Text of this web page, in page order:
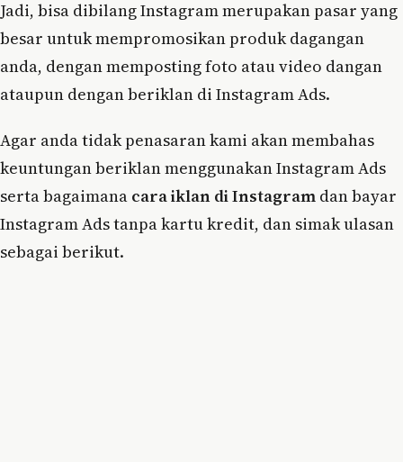
Jadi, bisa dibilang Instagram merupakan pasar yang
besar untuk mempromosikan produk dagangan
anda, dengan memposting foto atau video dangan
ataupun dengan beriklan di Instagram Ads.
Agar anda tidak penasaran kami akan membahas
keuntungan beriklan menggunakan Instagram Ads
serta bagaimana cara iklan di Instagram dan bayar
Instagram Ads tanpa kartu kredit, dan simak ulasan
sebagai berikut.